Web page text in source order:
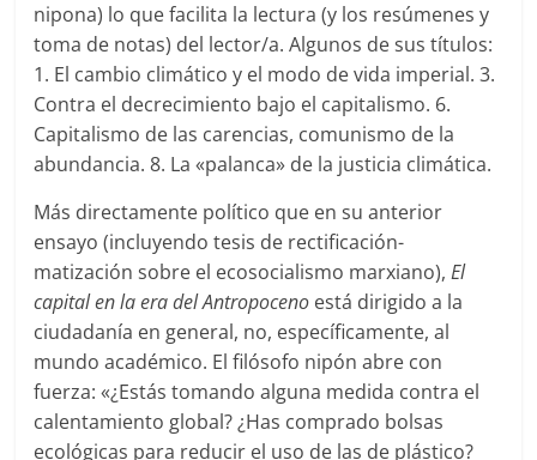
nipona) lo que facilita la lectura (y los resúmenes y
toma de notas) del lector/a. Algunos de sus títulos:
1. El cambio climático y el modo de vida imperial. 3.
Contra el decrecimiento bajo el capitalismo. 6.
Capitalismo de las carencias, comunismo de la
abundancia. 8. La «palanca» de la justicia climática.
Más directamente político que en su anterior
ensayo (incluyendo tesis de rectificación-
matización sobre el ecosocialismo marxiano),El
capital en la era del Antropoceno está dirigido a la
ciudadanía en general, no, específicamente, al
mundo académico. El filósofo nipón abre con
fuerza: «¿Estás tomando alguna medida contra el
calentamiento global? ¿Has comprado bolsas
ecológicas para reducir el uso de las de plástico?